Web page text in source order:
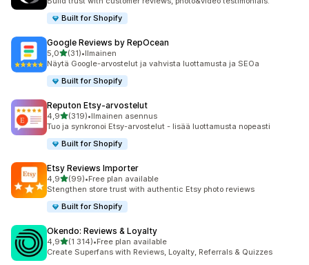
Built for Shopify
Google Reviews by RepOcean
5,0/ 5 tähteä
(31)
31 arvostelua yhteensä
•Ilmainen
Näytä Google-arvostelut ja vahvista luottamusta ja SEOa
Built for Shopify
Reputon Etsy‑arvostelut
4,9/ 5 tähteä
(319)
319 arvostelua yhteensä
•Ilmainen asennus
Tuo ja synkronoi Etsy-arvostelut - lisää luottamusta nopeasti
Built for Shopify
Etsy Reviews Importer
4,9/ 5 tähteä
(99)
99 arvostelua yhteensä
•Free plan available
Stengthen store trust with authentic Etsy photo reviews
Built for Shopify
Okendo: Reviews & Loyalty
4,9/ 5 tähteä
(1 314)
1314 arvostelua yhteensä
•Free plan available
Create Superfans with Reviews, Loyalty, Referrals & Quizzes